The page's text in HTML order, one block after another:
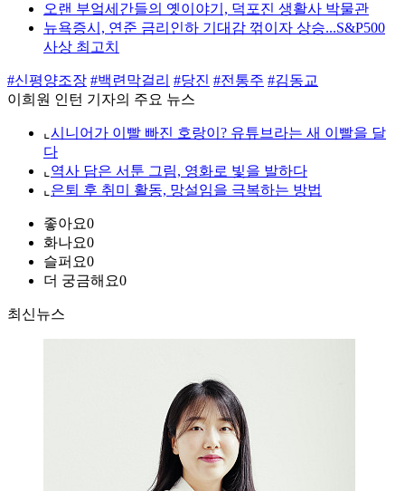
오랜 부엌세간들의 옛이야기, 덕포진 생활사 박물관
뉴욕증시, 연준 금리인하 기대감 꺾이자 상승...S&P500
사상 최고치
#신평양조장 #백련막걸리 #당진 #전통주 #김동교
이희원 인턴 기자의 주요 뉴스
⌞ 시니어가 이빨 빠진 호랑이? 유튜브라는 새 이빨을 달
다
⌞ 역사 담은 서툰 그림, 영화로 빛을 발하다
⌞ 은퇴 후 취미 활동, 망설임을 극복하는 방법
좋아요0
화나요0
슬퍼요0
더 궁금해요0
최신뉴스